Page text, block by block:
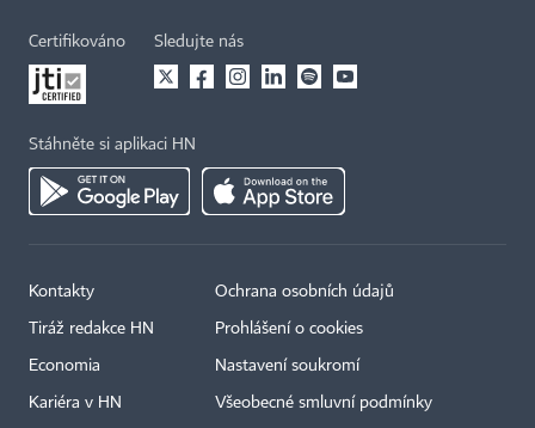
Certifikováno Sledujte nás
Stáhněte si aplikaci HN
Kontakty
Tiráž redakce HN
Economia
Kariéra v HN
Ochrana osobních údajů
Prohlášení o cookies
Nastavení soukromí
Všeobecné smluvní podmínky